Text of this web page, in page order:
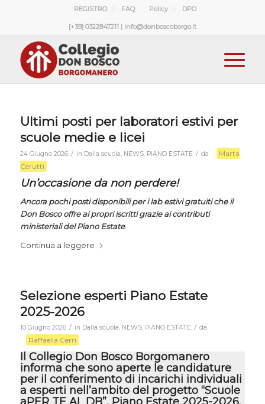
REGISTRO FAQ Policy DPO
[+39] 0322847211 | info@donboscoborgo.it
Ultimi posti per laboratori estivi per
scuole medie e licei
24 Giugno 2026 / in Dalla scuola, NEWS, PIANO ESTATE / da
Marta
Cerutti
Un’occasione da non perdere!
Ancora pochi posti disponibili per i lab estivi gratuiti che il
Don Bosco offre ai propri iscritti grazie ai contributi
ministeriali del Piano Estate.
Continua a leggere
Selezione esperti Piano Estate
2025-2026
10 Giugno 2026 / in Dalla scuola, NEWS, PIANO ESTATE / da
Raffaella Cerri
Il Collegio Don Bosco Borgomanero
informa che sono aperte le candidature
per il conferimento di incarichi individuali
a esperti nell’ambito del progetto “Scuole